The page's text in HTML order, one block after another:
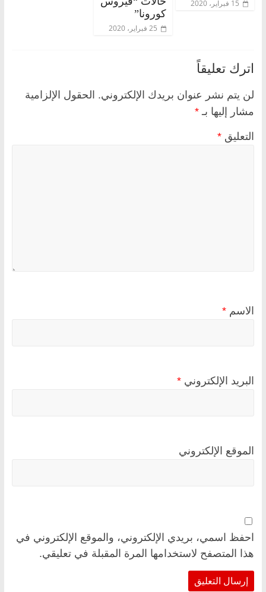
15 فبراير، 2020
كورونا”
25 فبراير، 2020
اترك تعليقاً
لن يتم نشر عنوان بريدك الإلكتروني. الحقول الإلزامية
مشار إليها بـ *
التعليق *
الاسم *
البريد الإلكتروني *
الموقع الإلكتروني
احفظ اسمي، بريدي الإلكتروني، والموقع الإلكتروني في
هذا المتصفح لاستخدامها المرة المقبلة في تعليقي.